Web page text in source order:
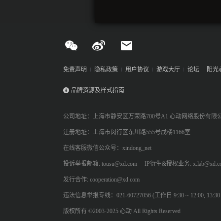
免责声明 隐私政策 用户协议 游戏大厅 论坛 阳光
品牌资源及样式指南
公司地址：上海市静安区万荣路700号A1 心动网络股份有限
注册地址：上海市闵行区东川路555号戊楼1166室
在线客服微信公众号：xindong_net
投诉举报邮箱: tousu@xd.com IP衍生&授权业务:
发行合作: cooperation@xd.com
违法信息举报专线：021-60727056 (工作日 9:30 ~ 12:00, 13:30
版权所有 ©2003-2025 心动 All Rights Reserved